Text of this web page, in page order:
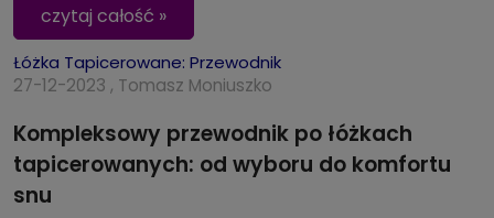
czytaj całość »
Łóżka Tapicerowane: Przewodnik
27-12-2023 , Tomasz Moniuszko
Kompleksowy przewodnik po łóżkach
tapicerowanych: od wyboru do komfortu
snu